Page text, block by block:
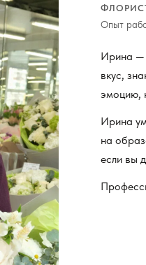
Опыт
Ирина —
вкус,
эмоцию,
Ирина
на
если вы